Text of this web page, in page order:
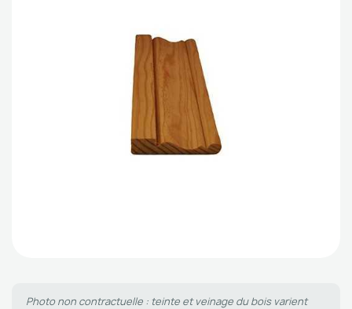
Photo non contractuelle : teinte et veinage du bois varient